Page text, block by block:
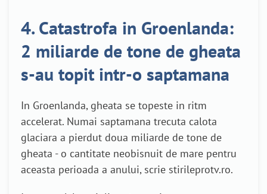
4. Catastrofa in Groenlanda:
2 miliarde de tone de gheata
s-au topit intr-o saptamana
In Groenlanda, gheata se topeste in ritm
accelerat. Numai saptamana trecuta calota
glaciara a pierdut doua miliarde de tone de
gheata - o cantitate neobisnuit de mare pentru
aceasta perioada a anului, scrie stirileprotv.ro.